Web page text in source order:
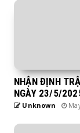
NHẬN ĐỊNH
NGÀY 23/5/
Unknown